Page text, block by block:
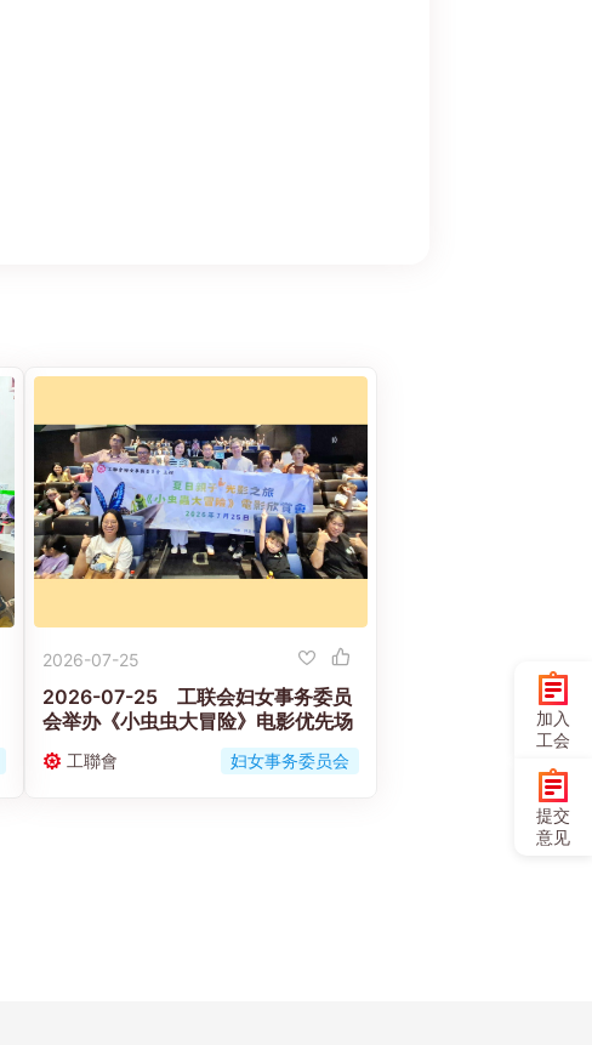
2026-07-25
2026-07-25 工联会妇女事务委员
会举办《小虫虫大冒险》电影优先场
工聯會 妇女事务委员会
加入
工会
提交
意见